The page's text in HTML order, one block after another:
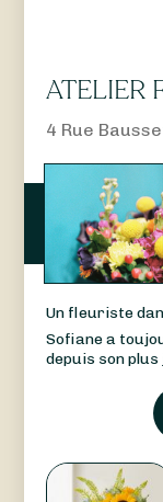
ATELIER
4 Rue
Un fleuriste
Sofiane a
depuis son plus